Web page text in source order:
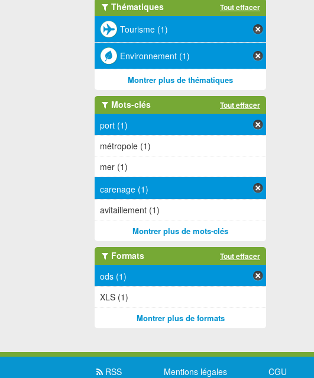
Thématiques Tout effacer
Tourisme (1)
Environnement (1)
Montrer plus de thématiques
Mots-clés Tout effacer
port (1)
métropole (1)
mer (1)
carenage (1)
avitaillement (1)
Montrer plus de mots-clés
Formats Tout effacer
ods (1)
XLS (1)
Montrer plus de formats
RSS Mentions légales CGU